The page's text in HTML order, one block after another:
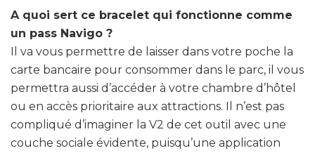
A quoi sert ce bracelet qui fonctionne comme
un pass Navigo ?
Il va vous permettre de laisser dans votre poche la
carte bancaire pour consommer dans le parc, il vous
permettra aussi d’accéder à votre chambre d’hôtel
ou en accès prioritaire aux attractions. Il n’est pas
compliqué d’imaginer la V2 de cet outil avec une
couche sociale évidente, puisqu’une application